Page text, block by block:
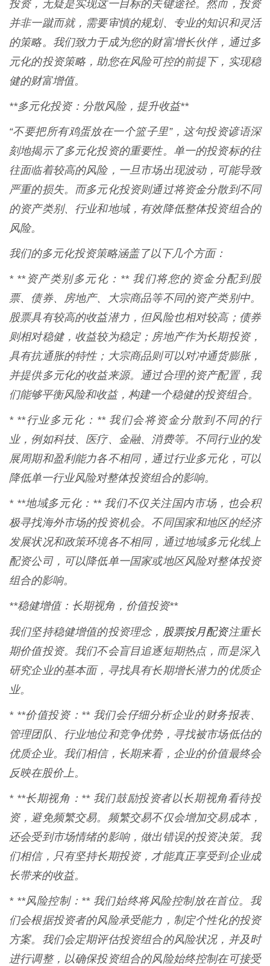
投资，无疑是实现这一目标的关键途径。然而，投资
并非一蹴而就，需要审慎的规划、专业的知识和灵活
的策略。我们致力于成为您的财富增长伙伴，通过多
元化的投资策略，助您在风险可控的前提下，实现稳
健的财富增值。
**多元化投资：分散风险，提升收益**
“不要把所有鸡蛋放在一个篮子里”，这句投资谚语深
刻地揭示了多元化投资的重要性。单一的投资标的往
往面临着较高的风险，一旦市场出现波动，可能导致
严重的损失。而多元化投资则通过将资金分散到不同
的资产类别、行业和地域，有效降低整体投资组合的
风险。
我们的多元化投资策略涵盖了以下几个方面：
* **资产类别多元化：** 我们将您的资金分配到股
票、债券、房地产、大宗商品等不同的资产类别中。
股票具有较高的收益潜力，但风险也相对较高；债券
则相对稳健，收益较为稳定；房地产作为长期投资，
具有抗通胀的特性；大宗商品则可以对冲通货膨胀，
并提供多元化的收益来源。通过合理的资产配置，我
们能够平衡风险和收益，构建一个稳健的投资组合。
* **行业多元化：** 我们会将资金分散到不同的行
业，例如科技、医疗、金融、消费等。不同行业的发
展周期和盈利能力各不相同，通过行业多元化，可以
降低单一行业风险对整体投资组合的影响。
* **地域多元化：** 我们不仅关注国内市场，也会积
极寻找海外市场的投资机会。不同国家和地区的经济
发展状况和政策环境各不相同，通过地域多元化线上
配资公司，可以降低单一国家或地区风险对整体投资
组合的影响。
**稳健增值：长期视角，价值投资**
我们坚持稳健增值的投资理念， 股票按月配资注重长
期价值投资。我们不会盲目追逐短期热点，而是深入
研究企业的基本面，寻找具有长期增长潜力的优质企
业。
* **价值投资：** 我们会仔细分析企业的财务报表、
管理团队、行业地位和竞争优势，寻找被市场低估的
优质企业。我们相信，长期来看，企业的价值最终会
反映在股价上。
* **长期视角：** 我们鼓励投资者以长期视角看待投
资，避免频繁交易。频繁交易不仅会增加交易成本，
还会受到市场情绪的影响，做出错误的投资决策。我
们相信，只有坚持长期投资，才能真正享受到企业成
长带来的收益。
* **风险控制：** 我们始终将风险控制放在首位。我
们会根据投资者的风险承受能力，制定个性化的投资
方案。我们会定期评估投资组合的风险状况，并及时
进行调整，以确保投资组合的风险始终控制在可接受